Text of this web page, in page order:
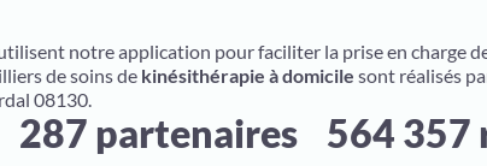
notre application pour faciliter la prise en charge
de soins de kinésithérapie à domicile sont réalisés
08130.
287 partenaires 564 357